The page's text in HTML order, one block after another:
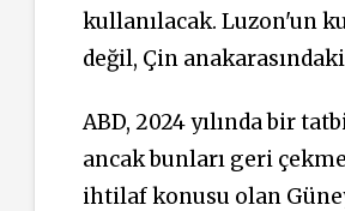
kullanılacak. Luzon'un
değil, Çin
ABD, 2024 yılında bir
ancak bunları geri
ihtilaf konusu olan